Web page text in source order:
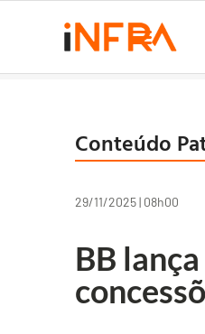
Conteúdo
29/11/2025 | 08h00
BB